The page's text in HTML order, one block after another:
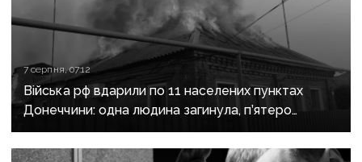
7 серпня, 07:12
Війська рф вдарили по 11 населених пунктах
Донеччини: одна людина загинула, п’ятеро
поранені